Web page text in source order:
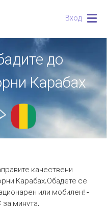
Вход
до
Карабах
качествени
Карабах.Обадете се
или мобилен! -
за минута.